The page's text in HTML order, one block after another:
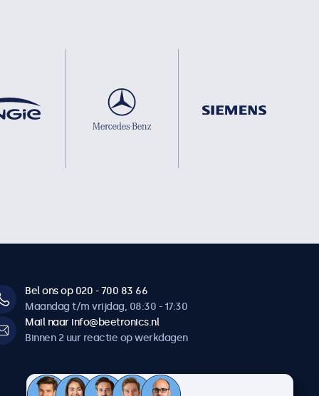
Bel ons op 020 - 700 83 66
Maandag t/m vrijdag, 08:30 - 17:30
Mail naar info@beetronics.nl
Binnen 2 uur reactie op werkdagen